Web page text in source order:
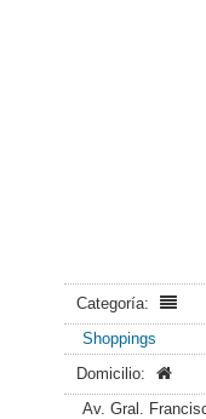
Categoría:
Shoppings
Domicilio:
Av. Gral.